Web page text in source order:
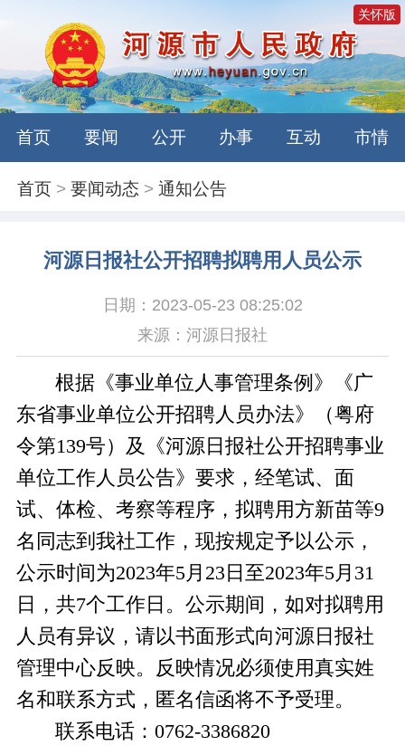
关怀版
首页 要闻 公开 办事 互动 市情
首页 >要闻动态 >通知公告
河源日报社公开招聘拟聘用人员公示
日期：2023-05-23 08:25:02
来源：河源日报社
根据《事业单位人事管理条例》《广
东省事业单位公开招聘人员办法》（粤府
令第139号）及《河源日报社公开招聘事业
单位工作人员公告》要求，经笔试、面
试、体检、考察等程序，拟聘用方新苗等9
名同志到我社工作，现按规定予以公示，
公示时间为2023年5月23日至2023年5月31
日，共7个工作日。 公示期间，如对拟聘用
人员有异议，请以书面形式向河源日报社
管理中心反映。反映情况必须使用真实姓
名和联系方式，匿名信函将不予受理。
联系电话： 0762-3386820